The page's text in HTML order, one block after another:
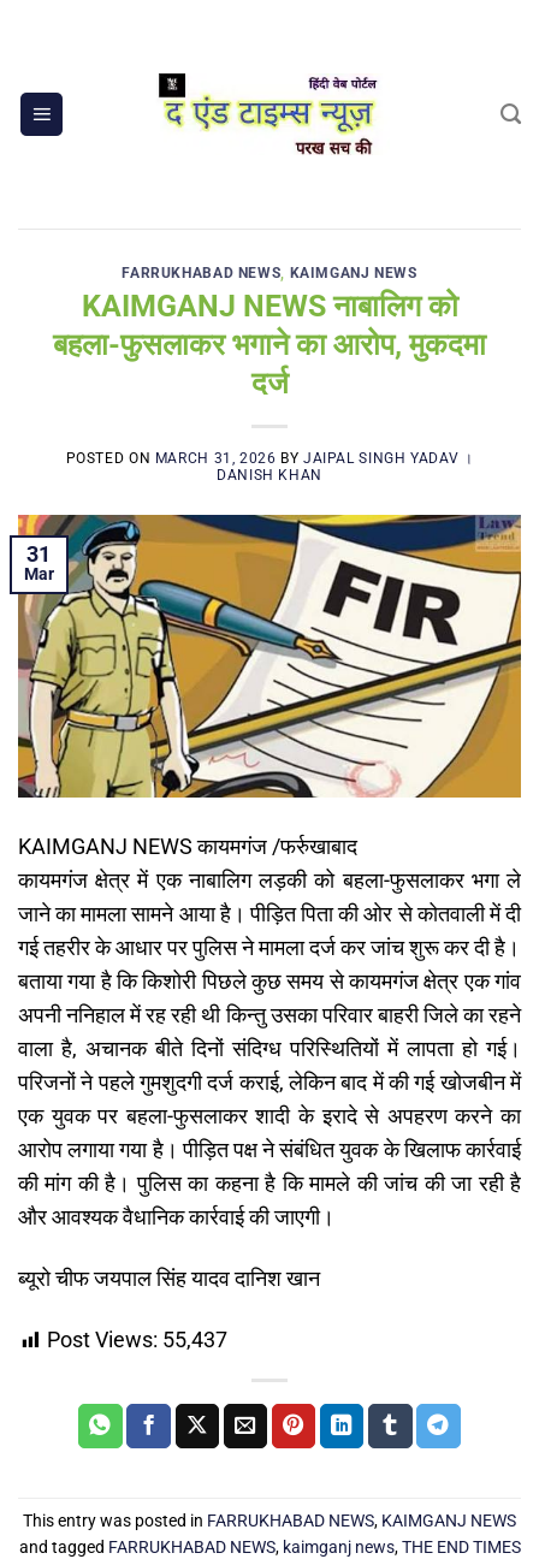
FARRUKHABAD NEWS, KAIMGANJ NEWS
KAIMGANJ NEWS नाबालिग को
बहला-फुसलाकर भगाने का आरोप, मुकदमा
दर्ज
POSTED ON MARCH 31, 2026 BY JAIPAL SINGH YADAV ।
DANISH KHAN
31
Mar
KAIMGANJ NEWS कायमगंज /फर्रुखाबाद
कायमगंज क्षेत्र में एक नाबालिग लड़की को बहला-फुसलाकर भगा ले
जाने का मामला सामने आया है। पीड़ित पिता की ओर से कोतवाली में दी
गई तहरीर के आधार पर पुलिस ने मामला दर्ज कर जांच शुरू कर दी है।
बताया गया है कि किशोरी पिछले कुछ समय से कायमगंज क्षेत्र एक गांव
अपनी ननिहाल में रह रही थी किन्तु उसका परिवार बाहरी जिले का रहने
वाला है, अचानक बीते दिनों संदिग्ध परिस्थितियों में लापता हो गई।
परिजनों ने पहले गुमशुदगी दर्ज कराई, लेकिन बाद में की गई खोजबीन में
एक युवक पर बहला-फुसलाकर शादी के इरादे से अपहरण करने का
आरोप लगाया गया है। पीड़ित पक्ष ने संबंधित युवक के खिलाफ कार्रवाई
की मांग की है। पुलिस का कहना है कि मामले की जांच की जा रही है
और आवश्यक वैधानिक कार्रवाई की जाएगी।
ब्यूरो चीफ जयपाल सिंह यादव दानिश खान
Post Views: 55,437
This entry was posted in FARRUKHABAD NEWS, KAIMGANJ NEWS
and tagged FARRUKHABAD NEWS, kaimganj news,THE END TIMES